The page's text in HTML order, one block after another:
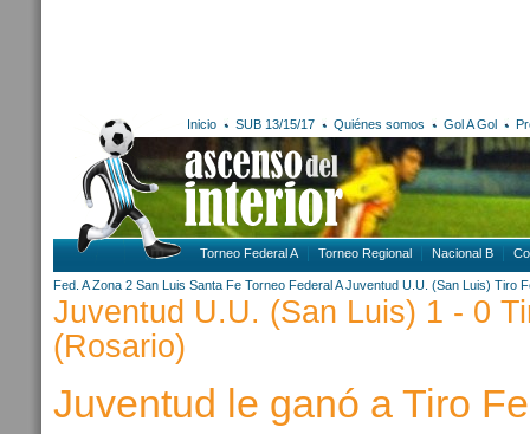
Inicio SUB 13/15/17 Quiénes somos Gol A Gol
Torneo Federal A Torneo Regional Nacional B
Fed. A Zona 2 San Luis Santa Fe Torneo Federal A Juventud U.U. (San Luis) Tiro
Juventud U.U. (San Luis) 1 - 0
(Rosario)
Juventud le ganó a Tiro